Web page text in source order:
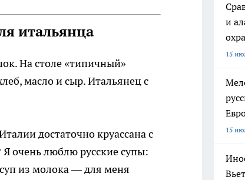
итальянца
На столе «типичный»
масло и сыр. Итальянец с
достаточно круассана с
очень люблю русские супы:
из молока — для меня
и
15
15